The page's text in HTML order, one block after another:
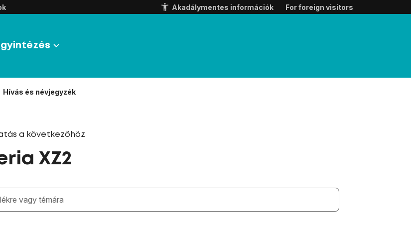
Akadálymentes információk For foreign visitors
Hívás és névjegyzék
a következőhöz
XZ2
a keresési javaslatok a mező alatt